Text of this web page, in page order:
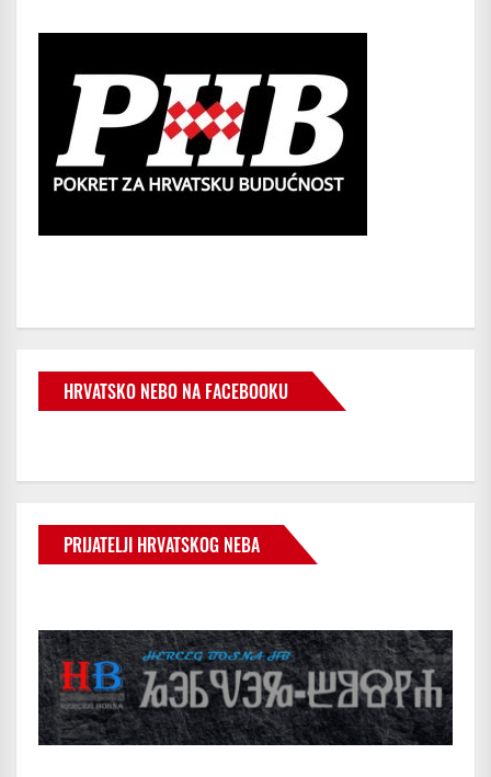
HRVATSKO NEBO NA FACEBOOKU
PRIJATELJI HRVATSKOG NEBA